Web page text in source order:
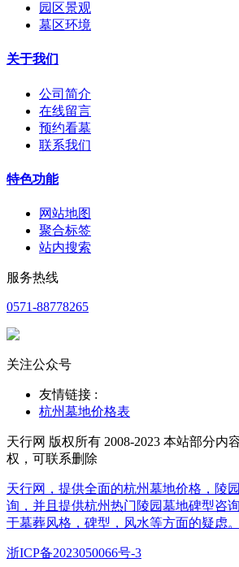
园区景观
墓区环境
关于我们
公司简介
在线留言
预约看墓
联系我们
特色功能
网站地图
聚合标签
站内搜索
服务热线
0571-88778265
关注公众号
友情链接 :
杭州墓地价格表
天行网 版权所有 2008-2023 本站部分内
权，可联系删除
天行网，提供全面的杭州墓地价格，陵
询，并且提供杭州热门陵园墓地碑型咨
于墓葬风格，碑型，风水等方面的疑虑。
浙ICP备2023050066号-3